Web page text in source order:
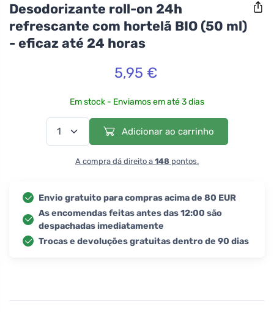
Desodorizante roll-on 24h
refrescante com hortelã BIO (50 ml)
- eficaz até 24 horas
5,95 €
Em stock - Enviamos em até 3 dias
Adicionar ao carrinho
A compra dá direito a 148 pontos.
Envio gratuito para compras acima de 80 EUR
As encomendas feitas antes das 12:00 são
despachadas imediatamente
Trocas e devoluções gratuitas dentro de 90 dias